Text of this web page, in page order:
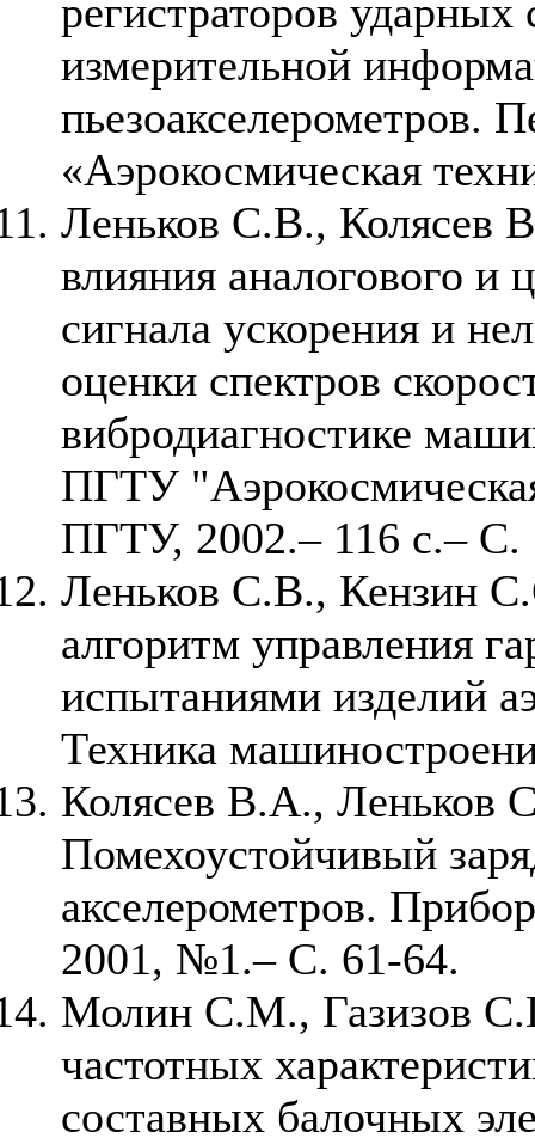
регистраторов ударных
измерительной
пьезоакселерометров.
«Аэрокосмическая
Леньков С.В.,
влияния аналогового и
сигнала ускорения и
оценки спектров
вибродиагностике
ПГТУ
ПГТУ, 2002.– 116 с.– С.
Леньков С.В., Кензин
алгоритм управления
испытаниями изделий
Техника
Колясев В.А.,
Помехоустойчивый
акселерометров.
2001, №1.– С. 61-64.
Молин С.М., Газизов
частотных
составных балочных